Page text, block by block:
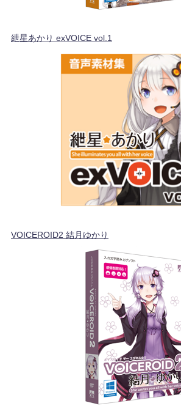
紲星あかり exVOICE vol.1
VOICEROID2 結月ゆかり